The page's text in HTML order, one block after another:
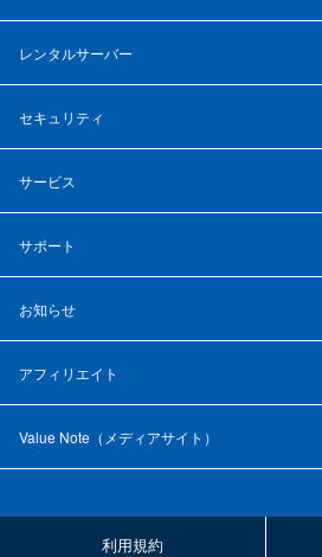
レンタルサーバー
セキュリティ
サービス
サポート
お知らせ
アフィリエイト
Value Note（ メディアサイト ）
利用規約